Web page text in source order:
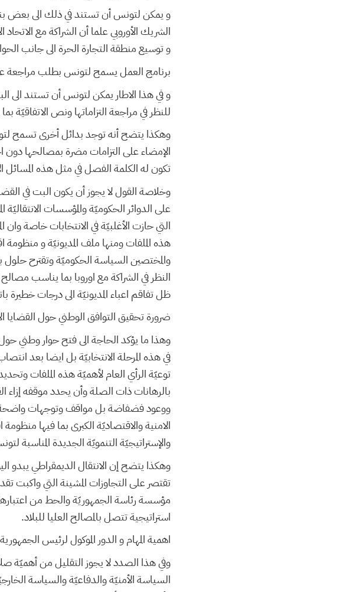
و يمكن لتونس أن تستند في ذلك الى بعض
الشريك الأوروبي علما أن الشراكة مع الاتحاد
و توسيع منطقة التجارة الحرة الى جانب
برنامج العمل يسمح لتونس بطلب مراجعة
و في هذا الاطار يمكن لتونس أن تستند الى
للنظر في مراجعة التزاماتها ونص الاتفاقيّة
وهكذا يتضح أنه توجد بدائل أخرى تسمح
الإمضاء على التزامات مضرة بمصالحها
تكون له الكلمة الفصل في مثل هذه
وخلاصة القول لا يجوز أن يكون البت في
على الدوائر الحكوميّة والمؤسسات
التي حازت الأغلبيّة في الانتخابات خاصة
هذه الملفات ومنها ملف المديونيّة و
والمختصين السياسة الحكوميّة وتقترح حلول
النظر في الشراكة مع اوروبا بما يناسب
ظل تفاقم اعباء المديونيّة الى درجات خطيرة
ضرورة تحقيق التوافق الوطني حول القضايا
وهذا ما يؤكد الحاجة الى فتح حوار وطني حول
في هذه المرحلة الانتخابيّة بل ايضا بعد
توعيّة الرأي العام لأهميّة هذه الملفات
بالرهانات ذات الصلة وأن يحدد موقفه
ووعود فضفاضة بل مواقف وتوجهات واضحة
الامنية والاقتصاديّة الكبرى بما فيها
والإستراتيجيّة التنمويّة الجديدة المناسبة
وهكذا يتضح إن الانتقال الديمقراطي يبدو
تقتصر على التجاوزات المشينة التي واكبت
مؤسسة رئاسة الجمهوريّة والحط من
استراتيجية تتصل بالمصالح العليا للبلاد.
اهمية المهام و الدور الموكول لرئيس الجمهورية
وفي هذا الصدد لا يجوز التقليل من أهميّة
السياسة الأمنيّة والدفاعيّة والسياسة